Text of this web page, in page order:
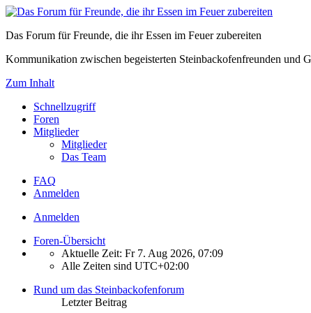
Das Forum für Freunde, die ihr Essen im Feuer zubereiten
Kommunikation zwischen begeisterten Steinbackofenfreunden und
Zum Inhalt
Schnellzugriff
Foren
Mitglieder
Mitglieder
Das Team
FAQ
Anmelden
Anmelden
Foren-Übersicht
Aktuelle Zeit: Fr 7. Aug 2026, 07:09
Alle Zeiten sind UTC+02:00
Rund um das Steinbackofenforum
Letzter Beitrag